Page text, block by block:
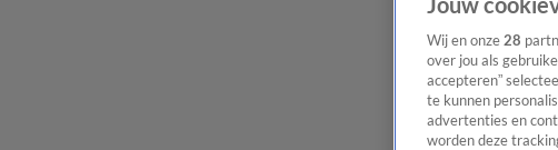
Wij en onze 28
over jou als
accepteren”
te kunnen
advertenties en
worden deze